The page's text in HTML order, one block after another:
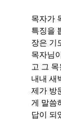
목자가
특징을
장은 기
목자님
고 그
내내 새
제가 방
게 말씀
답이 되